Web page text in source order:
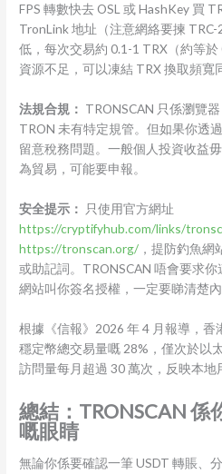
FPS 轉數快去 OSL 或 HashKey 買
TronLink 地址（注意網絡要揀
低，每次交易約 0.1-1 TRX（約等
資源不足，可以凍結 TRX 換取頻寬
法規合規： TRONSCAN 只係瀏覽
TRON 未有特定規管。但如果你透
留意稅務問題。一般個人投資收益
為貿易，可能要申報。
安全提示： 只使用官方網址
https://cryptifyhub.com/links/
https://tronscan.org/ ，提防釣魚
或助記詞。TRONSCAN 唔會要求
網站叫你簽名授權，一定要睇清楚內
根據《信報》2026 年 4 月報導，香
穩定幣總交易量嘅 28%，僅次於以
訪問量每月超過 30 萬次，反映本地
總結：TRONSCAN 係
嘅眼睛
無論你係要確認一筆 USDT 轉賬、